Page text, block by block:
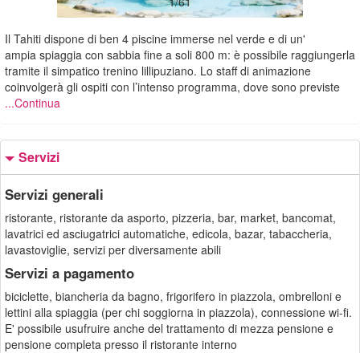
Il Tahiti dispone di ben 4 piscine immerse nel verde e di un'
ampia spiaggia con sabbia fine a soli 800 m: è possibile raggiungerla
tramite il simpatico trenino lillipuziano. Lo staff di animazione
coinvolgerà gli ospiti con l’intenso programma, dove sono previste
...Continua
Servizi
Servizi generali
ristorante, ristorante da asporto, pizzeria, bar, market, bancomat,
lavatrici ed asciugatrici automatiche, edicola, bazar, tabaccheria,
lavastoviglie, servizi per diversamente abili
Servizi a pagamento
biciclette, biancheria da bagno, frigorifero in piazzola, ombrelloni e
lettini alla spiaggia (per chi soggiorna in piazzola), connessione wi-fi.
E' possibile usufruire anche del trattamento di mezza pensione e
pensione completa presso il ristorante interno